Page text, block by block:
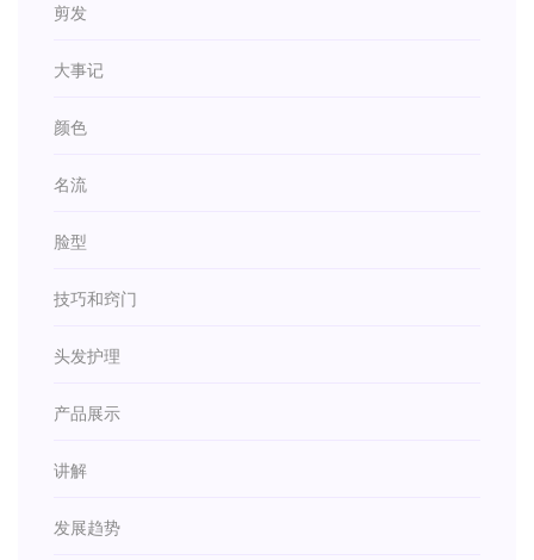
剪发
大事记
颜色
名流
脸型
技巧和窍门
头发护理
产品展示
讲解
发展趋势